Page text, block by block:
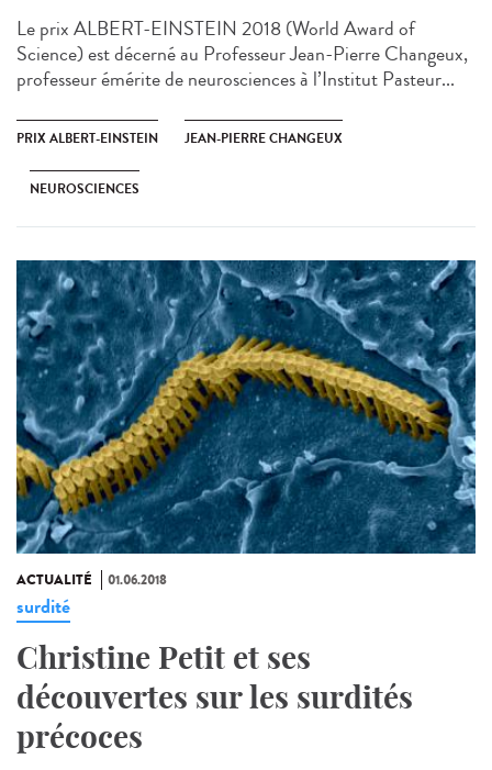
Le prix ALBERT-EINSTEIN 2018 (World Award of
Science) est décerné au Professeur Jean-Pierre Changeux,
professeur émérite de neurosciences à l’Institut Pasteur...
PRIX ALBERT-EINSTEIN JEAN-PIERRE CHANGEUX
NEUROSCIENCES
ACTUALITÉ 01.06.2018
surdité
Christine Petit et ses
découvertes sur les surdités
précoces